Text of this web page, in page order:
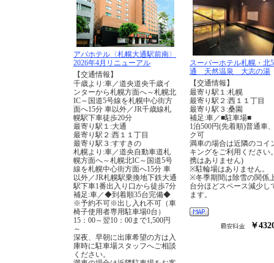
アパホテル〈札幌大通駅前南〉
2026年4月リニューアル
【交通情報】
千歳より:車／道央道央千歳イ
ンターから札幌方面へ～札幌北
IC～国道5号線を札幌中心街方
面へ15分 車以外／JR千歳線札
幌駅下車徒歩20分
最寄り駅１:大通
最寄り駅２:西１１丁目
最寄り駅３:すすきの
札幌より:車／道央自動車道札
幌方面へ～札幌北IC～国道5号
線を札幌中心街方面へ15分 車
以外／JR札幌駅乗換地下鉄大通
駅下車1番出入り口から徒歩7分
補足:車／◆到着順35台完備◆
※予約不可※出し入れ不可（車
椅子使用者専用駐車場0台）
15：00～翌10：00まで1,500円
～
深夜、早朝に出庫希望の方は入
庫時に駐車場スタッフへご相談
ください。
スーパーホテル札幌・北
通 天然温泉 大志の湯
【交通情報】
最寄り駅１:札幌
最寄り駅２:西１１丁目
最寄り駅３:桑園
補足:車／■駐車場■
1泊500円(先着順)普通車
ク可
満車の場合は近隣のコイ
キングをご利用ください
携はありません)
※駐輪場はありません。
※冬季期間は除雪の関係
台分ほどスペース減少し
ます。
￥